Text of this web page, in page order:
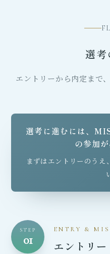
選
エントリーから内定まで
選考に進むには、
の参加が
まずはエントリーのうえ
STEP
01
ENTRY &
エントリ